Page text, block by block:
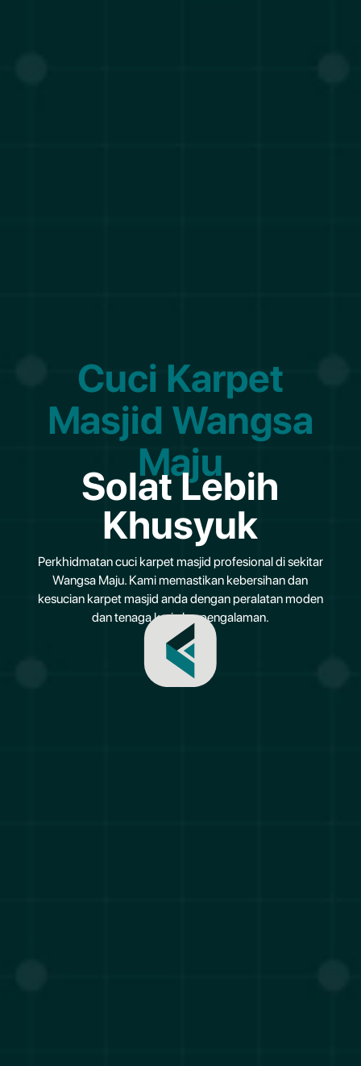
Cuci Karpet
Masjid Wangsa
Maju
Solat Lebih
Khusyuk
Perkhidmatan cuci karpet masjid profesional di sekitar
Wangsa Maju. Kami memastikan kebersihan dan
kesucian karpet masjid anda dengan peralatan moden
dan tenaga kerja berpengalaman.